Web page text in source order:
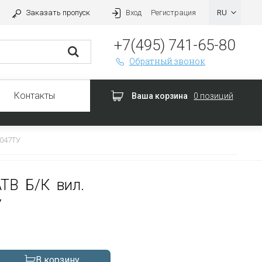
Заказать пропуск Вход Регистрация
+7(495) 741-65-80
Обратный звонок
Контакты Ваша корзина 0 позиций
Б/К вил.